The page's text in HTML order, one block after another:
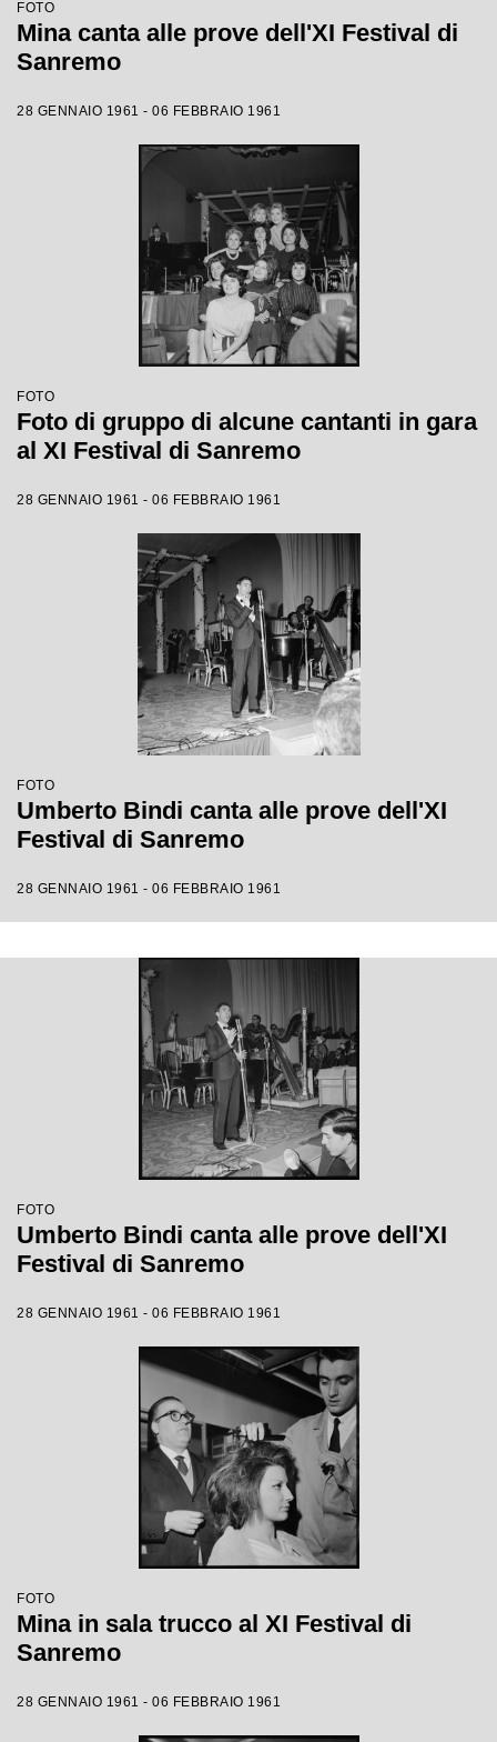
FOTO
Mina canta alle prove dell'XI Festival di
Sanremo
28 GENNAIO 1961 - 06 FEBBRAIO 1961
FOTO
Foto di gruppo di alcune cantanti in gara
al XI Festival di Sanremo
28 GENNAIO 1961 - 06 FEBBRAIO 1961
FOTO
Umberto Bindi canta alle prove dell'XI
Festival di Sanremo
28 GENNAIO 1961 - 06 FEBBRAIO 1961
FOTO
Umberto Bindi canta alle prove dell'XI
Festival di Sanremo
28 GENNAIO 1961 - 06 FEBBRAIO 1961
FOTO
Mina in sala trucco al XI Festival di
Sanremo
28 GENNAIO 1961 - 06 FEBBRAIO 1961